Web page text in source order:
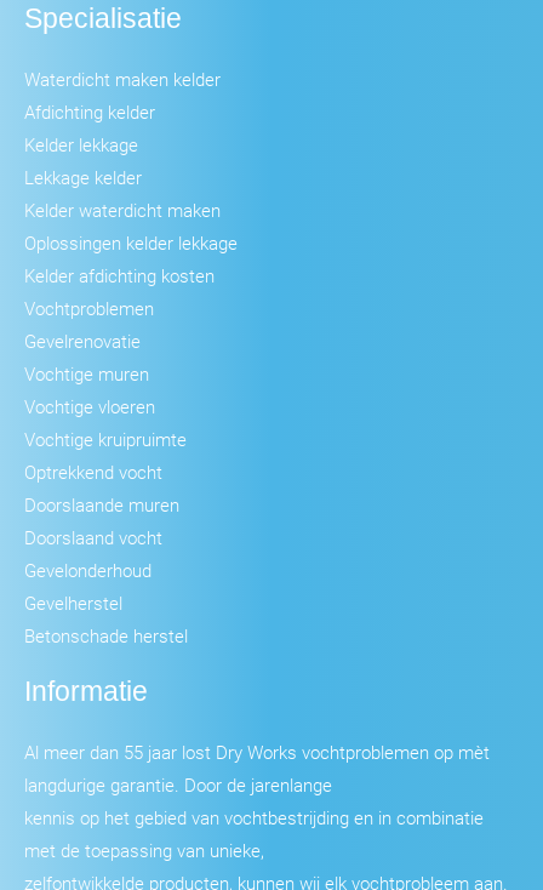
Specialisatie
Waterdicht maken kelder
Afdichting kelder
Kelder lekkage
Lekkage kelder
Kelder waterdicht maken
Oplossingen kelder lekkage
Kelder afdichting kosten
Vochtproblemen
Gevelrenovatie
Vochtige muren
Vochtige vloeren
Vochtige kruipruimte
Optrekkend vocht
Doorslaande muren
Doorslaand vocht
Gevelonderhoud
Gevelherstel
Betonschade herstel
Informatie
Al meer dan 55 jaar lost Dry Works vochtproblemen op mèt
langdurige garantie. Door de jarenlange
kennis op het gebied van vochtbestrijding en in combinatie
met de toepassing van unieke,
zelfontwikkelde producten, kunnen wij elk vochtprobleem aan.